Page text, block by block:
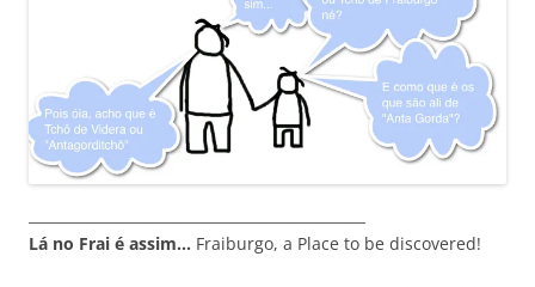
Lá no Frai é assim… Fraiburgo, a Place to be discovered!